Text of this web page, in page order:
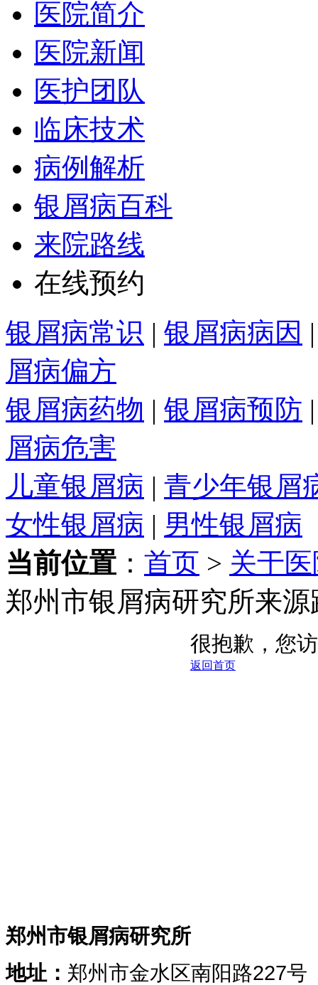
医院简介
医院新闻
医护团队
临床技术
病例解析
银屑病百科
来院路线
在线预约
银屑病常识 | 银屑病病因
屑病偏方
银屑病药物 | 银屑病预防
屑病危害
儿童银屑病 | 青少年银屑
女性银屑病 | 男性银屑病
当前位置 ： 首页 > 关于
郑州市银屑病研究所来源
郑州市银屑病研究所
地址： 郑州市金水区南阳路227号